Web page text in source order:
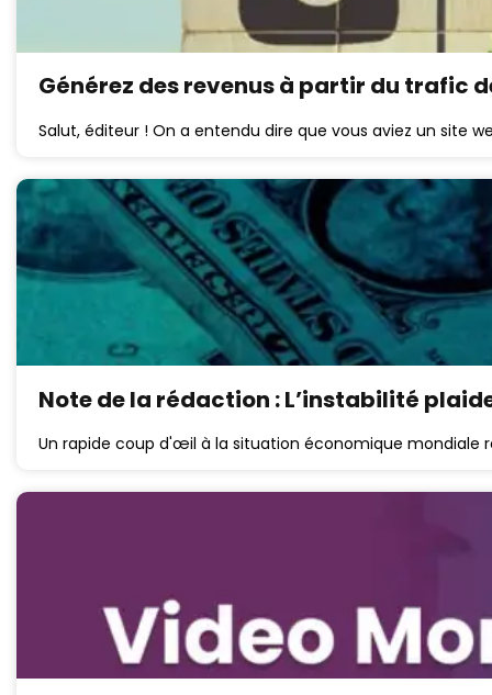
Générez des revenus à partir du trafic
Salut, éditeur ! On a entendu dire que vous aviez un site
Note de la rédaction : L’instabilité
Un rapide coup d'œil à la situation économique mondiale